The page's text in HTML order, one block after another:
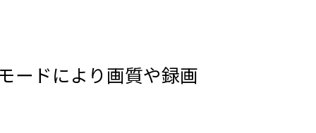
ードにより画質や録画